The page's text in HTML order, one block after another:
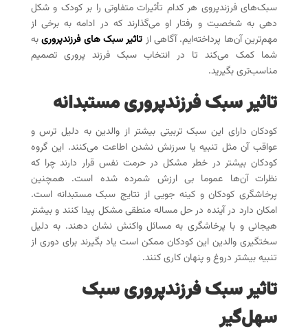
سبک‌های فرزندپروی هر کدام تأثیرات متفاوتی را بر کودک و شکل
دهی به شخصیت و رفتار او می‌گذارند که در ادامه به برخی از
مهم‌ترین آن‌ها پرداخته‌ایم. آگاهی از تاثیر سبک های فرزندپروریبه
شما کمک می‌کند تا در انتخاب سبک فرزند پروری تصمیم
مناسب‌تری بگیرید.
تاثیر سبک فرزندپروری مستبدانه
کودکان دارای این سبک تربیتی بیشتر از والدین به دلیل ترس و
عواقب آن مثل تنبیه یا سرزنش نشدن اطاعت می‌کنند. این گروه
کودکان بیشتر در خطر مشکل در حرمت نفس قرار دارند چرا که
نظرات آن‌ها عموما بی ارزش شمرده شده است. همچنین
پرخاشگری کودکان و کینه جویی از نتایج سبک مستبدانه است.
امکان دارد در آینده در حل مساله منطقی مشکل پیدا کنند و بیشتر
هیجانی و با پرخاشگری به مسائل واکنش نشان دهند. به دلیل
سختگیری والدین این کودکان ممکن است یاد بگیرند برای دوری از
تنبیه بیشتر دروغ و پنهان کاری کنند.
تاثیر سبک فرزندپروریسبک
سهل‌گیر